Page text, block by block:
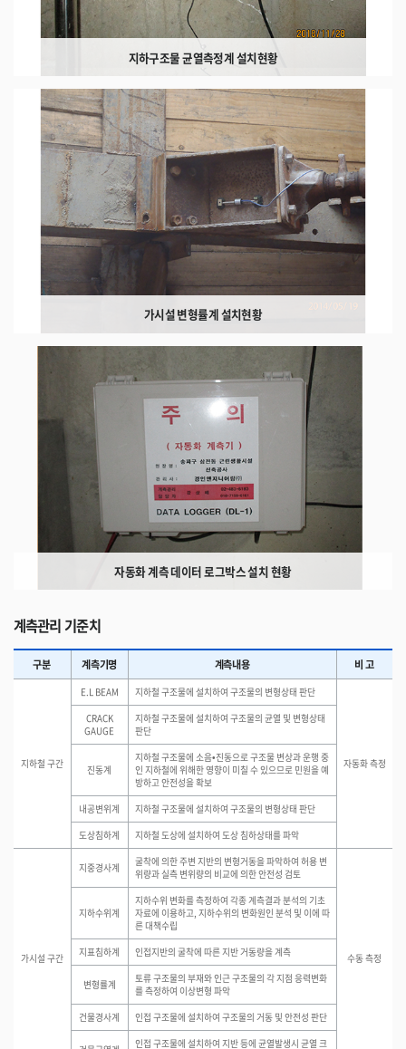
지하구조물 균열측정계 설치현황
가시설 변형률계 설치현황
자동화 계측 데이터 로그박스 설치 현황
계측관리 기준치
구분 계측기명 계측내용 비 고
지하철 구간
E.L BEAM 지하철 구조물에 설치하여 구조물의 변형상태 판단
자동화 측정
CRACK
GAUGE
지하철 구조물에 설치하여 구조물의 균열 및 변형상태
판단
진동계
지하철 구조물에 소음•진동으로 구조물 변상과 운행 중
인 지하철에 위해한 영향이 미칠 수 있으므로 민원을 예
방하고 안전성을 확보
내공변위계 지하철 구조물에 설치하여 구조물의 변형상태 판단
도상침하계 지하철 도상에 설치하여 도상 침하상태를 파악
가시설 구간
지중경사계
굴착에 의한 주변 지반의 변형거동을 파악하여 허용 변
위량과 실측 변위량의 비교에 의한 안전성 검토
수동 측정
지하수위계
지하수위 변화를 측정하여 각종 계측결과 분석의 기초
자료에 이용하고, 지하수위의 변화원인 분석 및 이에 따
른 대책수립
지표침하계 인접지반의 굴착에 따른 지반 거동량을 계측
변형률계
토류 구조물의 부재와 인근 구조물의 각 지점 응력변화
를 측정하여 이상변형 파악
건물경사계 인접 구조물에 설치하여 구조물의 거동 및 안전성 판단
인접 구조물에 설치하여 지반 등에 균열발생시 균열 크